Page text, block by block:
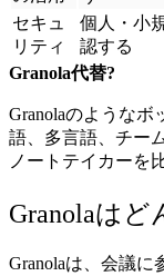
セキュ
リティ
個人・小
認する
Granola代替?
Granolaのような
語、多言語、チー
ノートテイカーを
Granolaは
Granolaは、会議